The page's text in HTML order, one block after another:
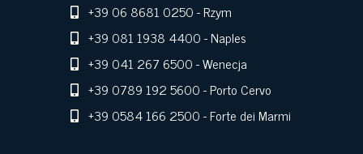
+39 06 8681 0250- Rzym
+39 081 1938 4400- Naples
+39 041 267 6500- Wenecja
+39 0789 192 5600- Porto Cervo
+39 0584 166 2500- Forte dei Marmi